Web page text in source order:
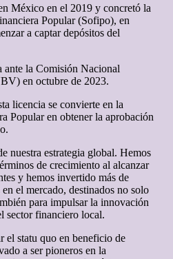
México en el 2019 y concretó la
Popular (Sofipo), en
a captar depósitos del
ante la Comisión Nacional
en octubre de 2023.
licencia se convierte en la
Popular en obtener la aprobación
nuestra estrategia global. Hemos
de crecimiento al alcanzar
y hemos invertido más de
el mercado, destinados no solo
para impulsar la innovación
sector financiero local.
el statu quo en beneficio de
a ser pioneros en la